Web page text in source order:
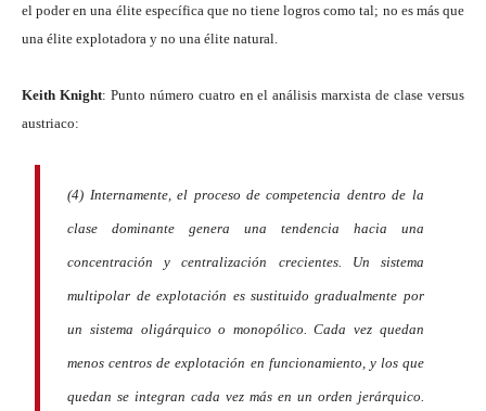
el poder en una élite específica que no tiene logros como tal; no es más que
una élite explotadora y no una élite natural.
Keith Knight: Punto número cuatro en el análisis marxista de clase versus
austriaco:
(4) Internamente, el proceso de competencia dentro de la
clase dominante genera una tendencia hacia una
concentración y centralización crecientes. Un sistema
multipolar de explotación es sustituido gradualmente por
un sistema oligárquico o monopólico. Cada vez quedan
menos centros de explotación en funcionamiento, y los que
quedan se integran cada vez más en un orden jerárquico.